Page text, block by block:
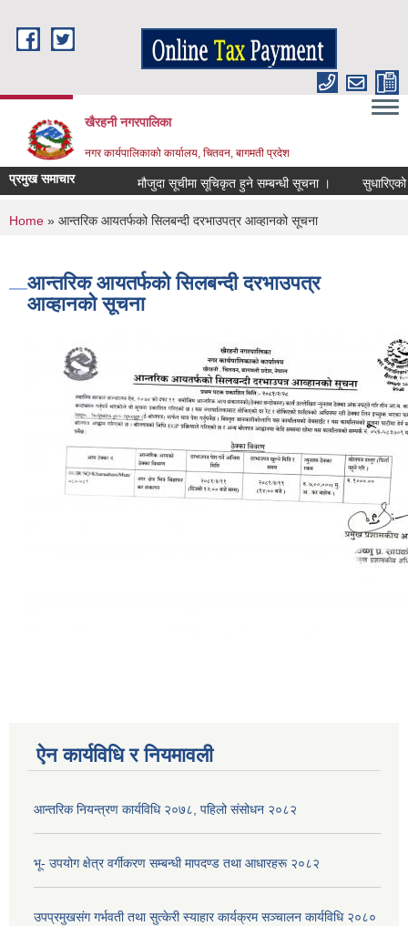
खैरहनी नगरपालिका
नगर कार्यपालिकाको कार्यालय, चितवन, बागमती प्रदेश
प्रमुख समाचार मौजुदा सूचीमा सूचिकृत हुने सम्बन्धी सूचना । सुधारिएको
You are here
Home » आन्तरिक आयतर्फको सिलबन्दी दरभाउपत्र आव्हानको सूचना
आन्तरिक आयतर्फको सिलबन्दी दरभाउपत्र
आव्हानको सूचना
ऐन कार्यविधि र नियमावली
आन्तरिक नियन्त्रण कार्यविधि २०७८, पहिलो संसोधन २०८२
भू- उपयोग क्षेत्र वर्गीकरण सम्बन्धी मापदण्ड तथा आधारहरू २०८२
उपप्रमुखसंग गर्भवती तथा सुत्केरी स्याहार कार्यक्रम सञ्चालन कार्यविधि २०८०